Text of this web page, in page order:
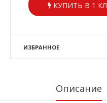
КУПИТЬ В 1
ИЗБРАННОЕ
Описание